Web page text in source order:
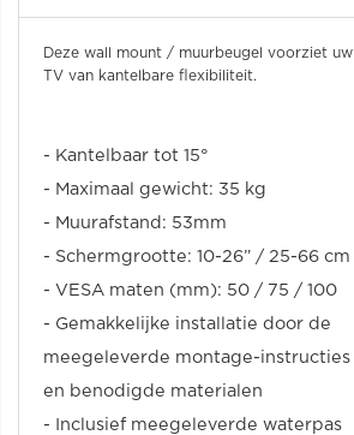
Deze wall mount / muurbeugel voorziet uw
TV van kantelbare flexibiliteit.
- Kantelbaar tot 15°
- Maximaal gewicht: 35 kg
- Muurafstand: 53mm
- Schermgrootte: 10-26” / 25-66 cm
- VESA maten (mm): 50 / 75 / 100
- Gemakkelijke installatie door de
meegeleverde montage-instructies
en benodigde materialen
-
Inclusief meegeleverde waterpas